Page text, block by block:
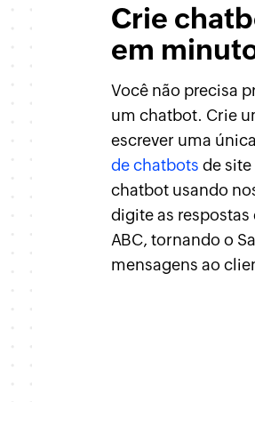
Crie
em
Você não precisa
um chatbot. Crie
escrever uma
de chatbots de
chatbot usando
digite as
ABC, tornando o
mensagens ao